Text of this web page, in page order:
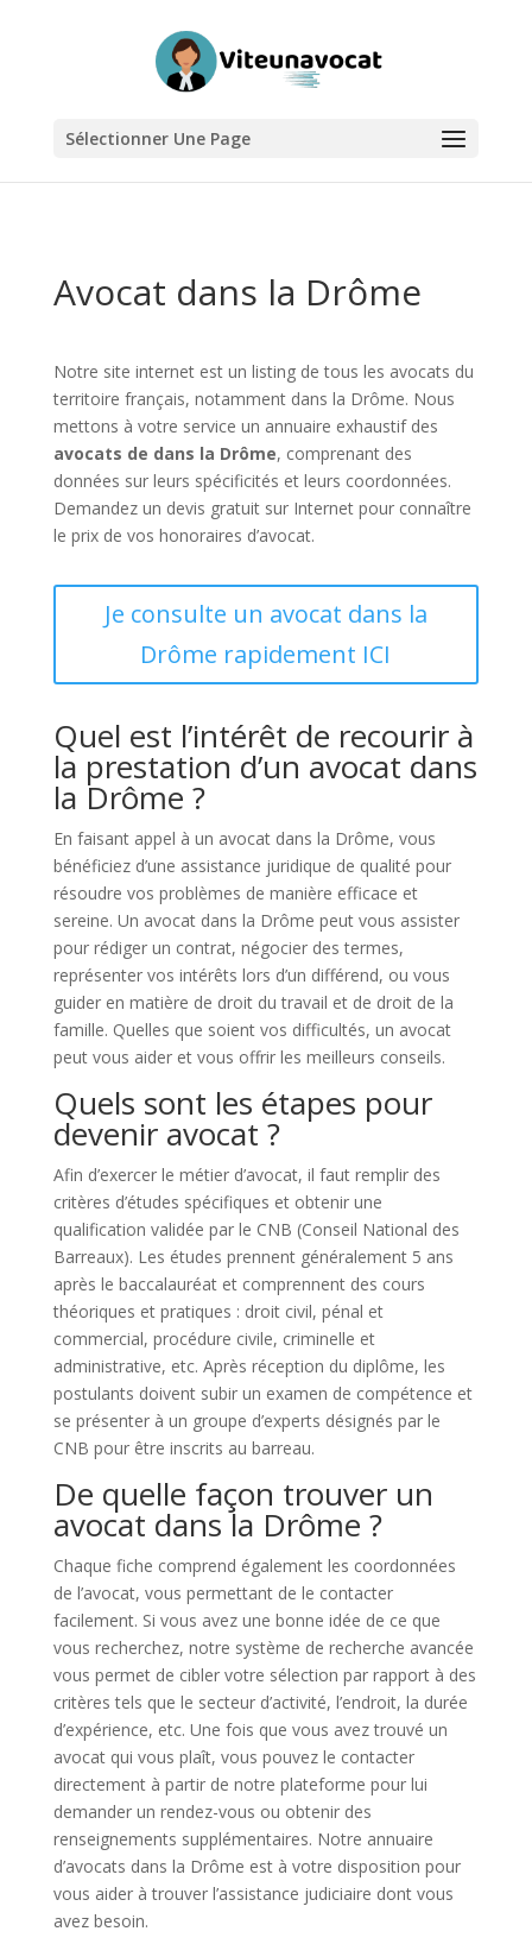
Sélectionner Une Page
Avocat dans la Drôme
Notre site internet est un listing de tous les avocats du
territoire français, notamment dans la Drôme. Nous
mettons à votre service un annuaire exhaustif des
avocats de dans la Drôme, comprenant des
données sur leurs spécificités et leurs coordonnées.
Demandez un devis gratuit sur Internet pour connaître
le prix de vos honoraires d’avocat.
Je consulte un avocat dans la
Drôme rapidement ICI
Quel est l’intérêt de recourir à
la prestation d’un avocat dans
la Drôme ?
En faisant appel à un avocat dans la Drôme, vous
bénéficiez d’une assistance juridique de qualité pour
résoudre vos problèmes de manière efficace et
sereine. Un avocat dans la Drôme peut vous assister
pour rédiger un contrat, négocier des termes,
représenter vos intérêts lors d’un différend, ou vous
guider en matière de droit du travail et de droit de la
famille. Quelles que soient vos difficultés, un avocat
peut vous aider et vous offrir les meilleurs conseils.
Quels sont les étapes pour
devenir avocat ?
Afin d’exercer le métier d’avocat, il faut remplir des
critères d’études spécifiques et obtenir une
qualification validée par le CNB (Conseil National des
Barreaux). Les études prennent généralement 5 ans
après le baccalauréat et comprennent des cours
théoriques et pratiques : droit civil, pénal et
commercial, procédure civile, criminelle et
administrative, etc. Après réception du diplôme, les
postulants doivent subir un examen de compétence et
se présenter à un groupe d’experts désignés par le
CNB pour être inscrits au barreau.
De quelle façon trouver un
avocat dans la Drôme ?
Chaque fiche comprend également les coordonnées
de l’avocat, vous permettant de le contacter
facilement. Si vous avez une bonne idée de ce que
vous recherchez, notre système de recherche avancée
vous permet de cibler votre sélection par rapport à des
critères tels que le secteur d’activité, l’endroit, la durée
d’expérience, etc. Une fois que vous avez trouvé un
avocat qui vous plaît, vous pouvez le contacter
directement à partir de notre plateforme pour lui
demander un rendez-vous ou obtenir des
renseignements supplémentaires. Notre annuaire
d’avocats dans la Drôme est à votre disposition pour
vous aider à trouver l’assistance judiciaire dont vous
avez besoin.